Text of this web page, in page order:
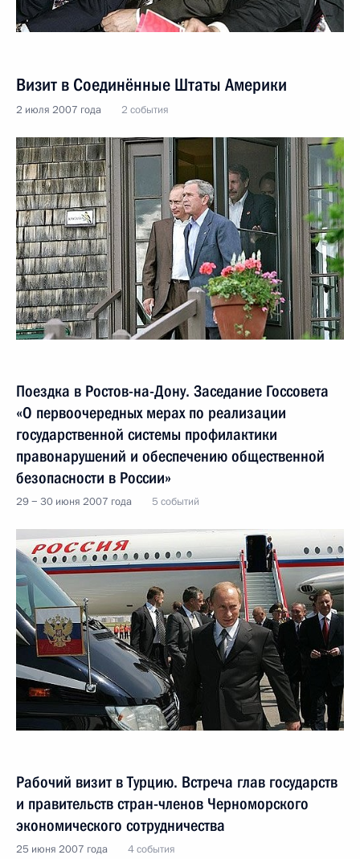
Визит в Соединённые Штаты Америки
2 июля 2007 года 2 события
Поездка в Ростов-на-Дону. Заседание Госсовета
«О первоочередных мерах по реализации
государственной системы профилактики
правонарушений и обеспечению общественной
безопасности в России»
29 − 30 июня 2007 года 5 событий
Рабочий визит в Турцию. Встреча глав государств
и правительств стран-членов Черноморского
экономического сотрудничества
25 июня 2007 года 4 события